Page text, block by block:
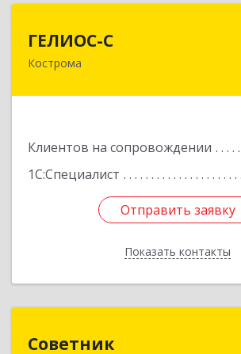
ГЕЛИОС-С
Кострома
Клиентов на сопровождении
1С:Специалист
Отправить заявку
Показать контакты
156026, Костромская обл, г.о.
Отправить заявку
Назад
Советник